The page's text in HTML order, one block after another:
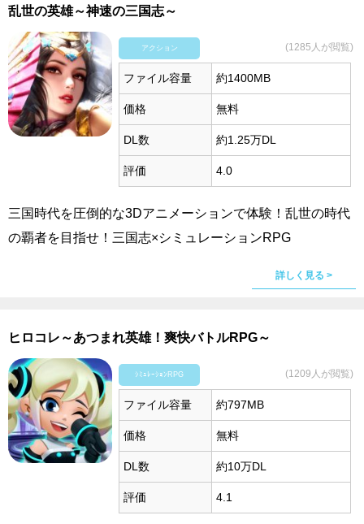
乱世の英雄～神速の三国志～
アクション (1285人が閲覧)
ファイル容量 約1400MB
価格 無料
DL数 約1.25万DL
評価 4.0
三国時代を圧倒的な3Dアニメーションで体験！乱世の時代
の覇者を目指せ！三国志×シミュレーションRPG
詳しく見る >
ヒロコレ～あつまれ英雄！爽快バトルRPG～
ｼﾐｭﾚｰｼｮﾝRPG (1209人が閲覧)
ファイル容量 約797MB
価格 無料
DL数 約10万DL
評価 4.1